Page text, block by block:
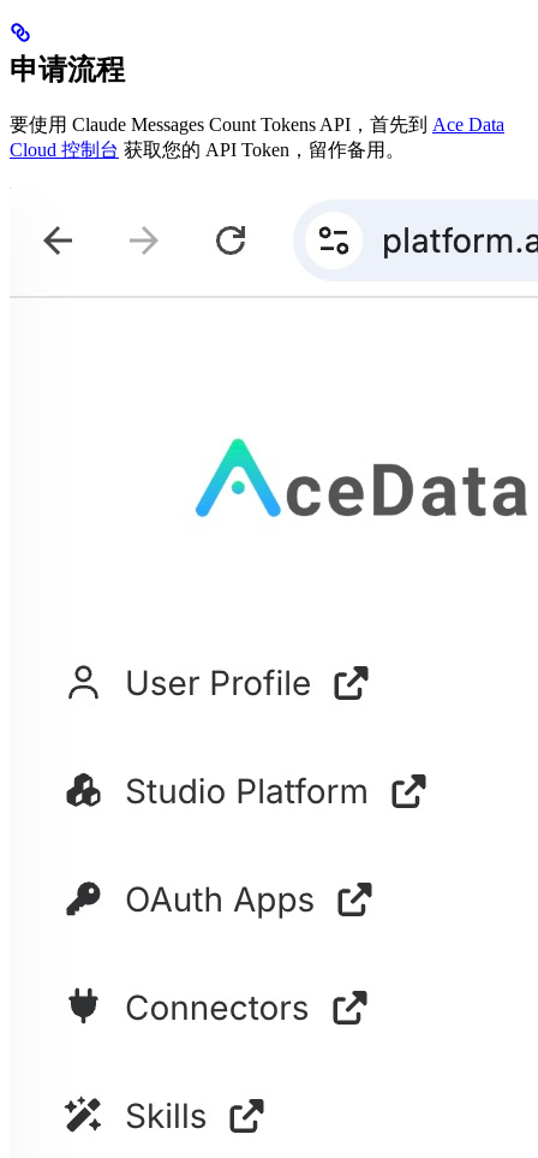
申请流程
要使用 Claude Messages Count Tokens API，首先到 Ace Data
Cloud 控制台 获取您的 API Token，留作备用。